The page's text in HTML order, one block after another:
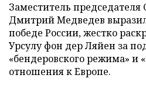
Заместитель председателя
Дмитрий Медведев
победе России, жестко
Урсулу фон дер Ляйен за
«бендеровского режима» и
отношения к Европе.